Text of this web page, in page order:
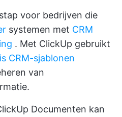
voor bedrijven die
systemen met CRM
. Met ClickUp gebruikt
CRM-sjablonen
van
Documenten kan